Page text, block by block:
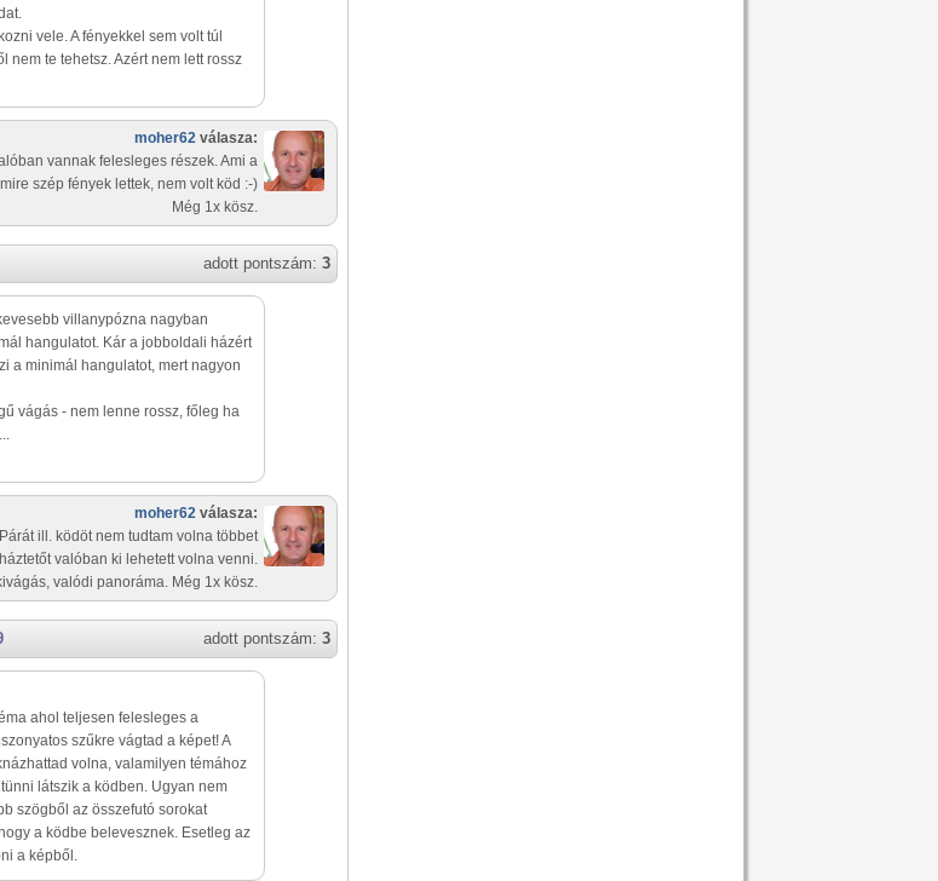
vele. A fényekkel sem volt túl
nem te tehetsz. Azért nem lett rossz
moher62 válasza:
vannak felesleges részek. Ami a
szép fények lettek, nem volt köd :-)
Még 1x kösz.
adott pontszám: 3
villanypózna nagyban
hangulatot. Kár a jobboldali házért
a minimál hangulatot, mert nagyon
vágás - nem lenne rossz, főleg ha
moher62 válasza:
ill. ködöt nem tudtam volna többet
valóban ki lehetett volna venni.
valódi panoráma. Még 1x kösz.
adott pontszám: 3
ahol teljesen felesleges a
szűkre vágtad a képet! A
volna, valamilyen témához
látszik a ködben. Ugyan nem
szögből az összefutó sorokat
a ködbe belevesznek. Esetleg az
a képből.